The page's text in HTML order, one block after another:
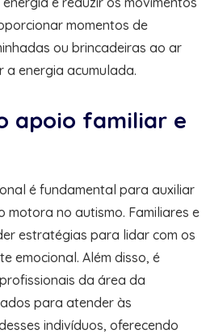
momentos de
ou brincadeiras ao ar
energia acumulada.
apoio familiar e
é fundamental para auxiliar
motora no autismo. Familiares e
estratégias para lidar com os
emocional. Além disso, é
da área da
para atender às
indivíduos, oferecendo